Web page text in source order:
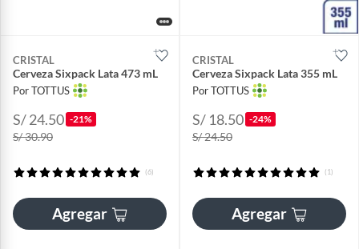
CRISTAL
Cerveza Sixpack Lata 473 mL
Por TOTTUS
S/ 24.50 -21%
S/ 30.90
(6)
Agregar
CRISTAL
Cerveza Sixpack Lata 355 mL
Por TOTTUS
S/ 18.50 -24%
S/ 24.50
(1)
Agregar